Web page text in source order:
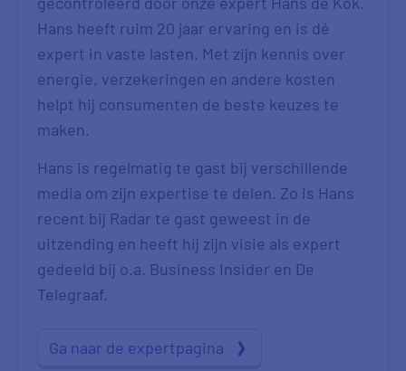
Hans heeft ruim 20 jaar ervaring en is dé
expert in vaste lasten. Met zijn kennis over
energie, verzekeringen en andere kosten
helpt hij consumenten de beste keuzes te
maken.
Hans is regelmatig te gast bij verschillende
media om zijn expertise te delen. Zo is Hans
recent bij Radar te gast geweest in de
uitzending en heeft hij zijn visie als expert
gedeeld bij o.a. Business Insider en De
Telegraaf.
Ga naar de expertpagina